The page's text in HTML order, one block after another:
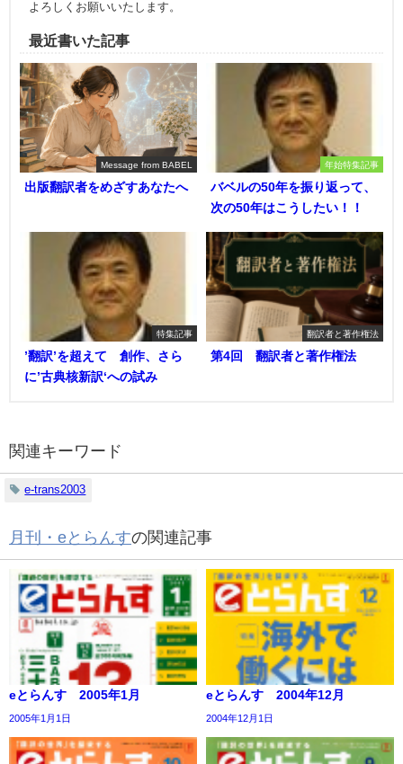
よろしくお願いいたします。
最近書いた記事
Message from BABEL
出版翻訳者をめざすあなたへ
年始特集記事
バベルの50年を振り返って、
次の50年はこうしたい！！
特集記事
’翻訳’を超えて 創作、さら
に’古典核新訳‘への試み
翻訳者と著作権法
第4回 翻訳者と著作権法
関連キーワード
e-trans2003
月刊・eとらんすの関連記事
eとらんす 2005年1月
2005年1月1日
eとらんす 2004年12月
2004年12月1日